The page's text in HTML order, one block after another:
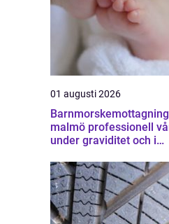
01 augusti 2026
Barnmorskemottagning
malmö professionell vård
under graviditet och i